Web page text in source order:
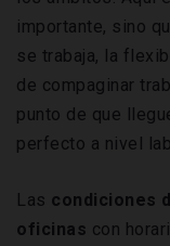
importante, sino
se trabaja, la
de compaginar
punto de que
perfecto a nivel
Las condiciones
oficinas con